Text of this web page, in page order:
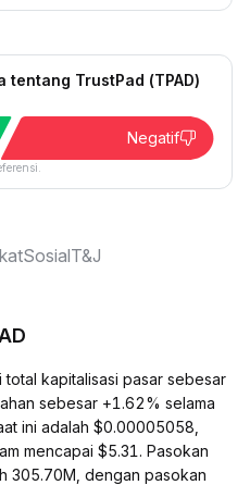
tentang TrustPad (TPAD)
Negatif
SosialT&J
kapitalisasi pasar sebesar
sebesar +1.62% selama
ini adalah $0.00005058,
mencapai $5.31. Pasokan
305.70M, dengan pasokan